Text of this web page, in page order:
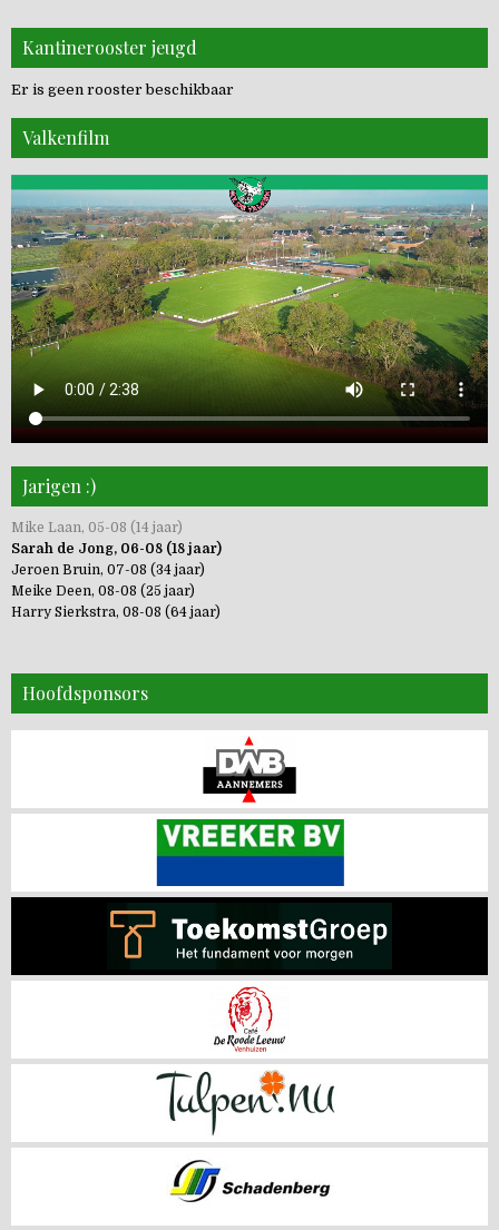
Kantinerooster jeugd
Er is geen rooster beschikbaar
Valkenfilm
Jarigen :)
Mike Laan, 05-08 (14 jaar)
Sarah de Jong, 06-08 (18 jaar)
Jeroen Bruin, 07-08 (34 jaar)
Meike Deen, 08-08 (25 jaar)
Harry Sierkstra, 08-08 (64 jaar)
Hoofdsponsors